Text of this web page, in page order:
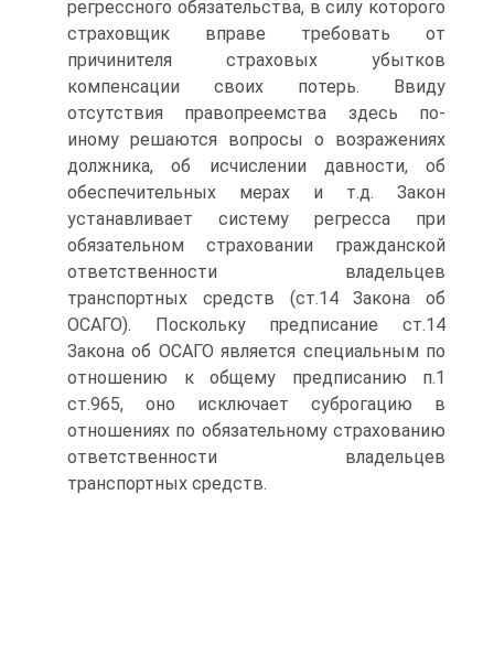
регрессного обязательства, в силу которого
страховщик вправе требовать от
причинителя страховых убытков
компенсации своих потерь. Ввиду
отсутствия правопреемства здесь по-
иному решаются вопросы о возражениях
должника, об исчислении давности, об
обеспечительных мерах и т.д. Закон
устанавливает систему регресса при
обязательном страховании гражданской
ответственности владельцев
транспортных средств (ст.14 Закона об
ОСАГО). Поскольку предписание ст.14
Закона об ОСАГО является специальным по
отношению к общему предписанию п.1
ст.965, оно исключает суброгацию в
отношениях по обязательному страхованию
ответственности владельцев
транспортных средств.